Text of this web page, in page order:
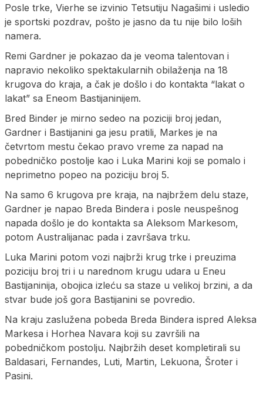
Posle trke, Vierhe se izvinio Tetsutiju Nagašimi i usledio
je sportski pozdrav, pošto je jasno da tu nije bilo loših
namera.
Remi Gardner je pokazao da je veoma talentovan i
napravio nekoliko spektakularnih obilaženja na 18
krugova do kraja, a čak je došlo i do kontakta “lakat o
lakat” sa Eneom Bastijaninijem.
Bred Binder je mirno sedeo na poziciji broj jedan,
Gardner i Bastijanini ga jesu pratili, Markes je na
četvrtom mestu čekao pravo vreme za napad na
pobedničko postolje kao i Luka Marini koji se pomalo i
neprimetno popeo na poziciju broj 5.
Na samo 6 krugova pre kraja, na najbržem delu staze,
Gardner je napao Breda Bindera i posle neuspešnog
napada došlo je do kontakta sa Aleksom Markesom,
potom Australijanac pada i završava trku.
Luka Marini potom vozi najbrži krug trke i preuzima
poziciju broj tri i u narednom krugu udara u Eneu
Bastijaninija, obojica izleću sa staze u velikoj brzini, a da
stvar bude još gora Bastijanini se povredio.
Na kraju zaslužena pobeda Breda Bindera ispred Aleksa
Markesa i Horhea Navara koji su završili na
pobedničkom postolju. Najbržih deset kompletirali su
Baldasari, Fernandes, Luti, Martin, Lekuona, Šroter i
Pasini.